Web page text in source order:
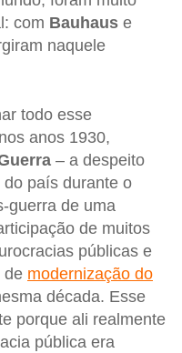
com Bauhaus e
naquele
todo esse
anos 1930,
– a despeito
país durante o
guerra de uma
de muitos
públicas e
de modernização do
década. Esse
porque ali realmente
pública era